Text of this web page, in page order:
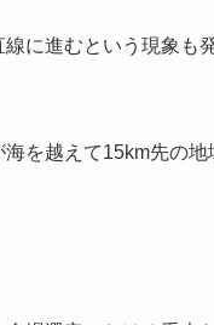
に進むという現象も
を越えて15km先の